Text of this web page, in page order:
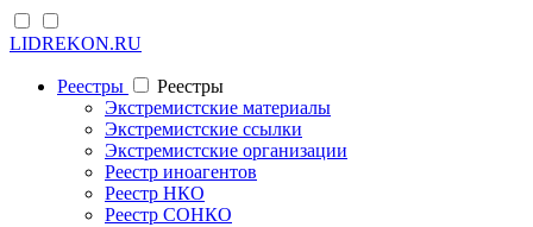
LIDREKON.RU
Реестры
Реестры
Экстремистские материалы
Экстремистские ссылки
Экстремистские организации
Реестр иноагентов
Реестр НКО
Реестр СОНКО